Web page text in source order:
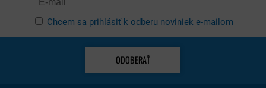
Chcem sa prihlásiť k odberu noviniek e-mailom
ODOBERAŤ